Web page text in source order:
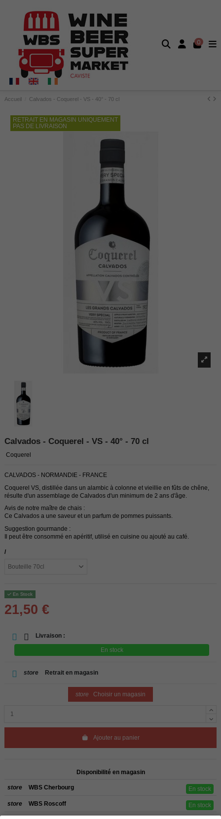
0
Accueil Calvados - Coquerel - VS - 40° - 70 cl
RETRAIT EN MAGASIN UNIQUEMENT
PAS DE LIVRAISON
Calvados - Coquerel - VS - 40° - 70 cl
Coquerel
CALVADOS - NORMANDIE - FRANCE
Coquerel VS, distillée dans un alambic à colonne et vieillie en fûts de chêne,
résulte d'un assemblage de Calvados d'un minimum de 2 ans d'âge.
Avis de notre maître de chais :
Ce Calvados a une saveur et un parfum de pommes puissants.
Suggestion gourmande :
Il peut être consommé en apéritif, utilisé en cuisine ou ajouté au café.
/
En Stock
21,50 €
Livraison :
En stock
store Retrait en magasin
store Choisir un magasin
Ajouter au panier
Disponibilité en magasin
store WBS Cherbourg En stock
store WBS Roscoff En stock